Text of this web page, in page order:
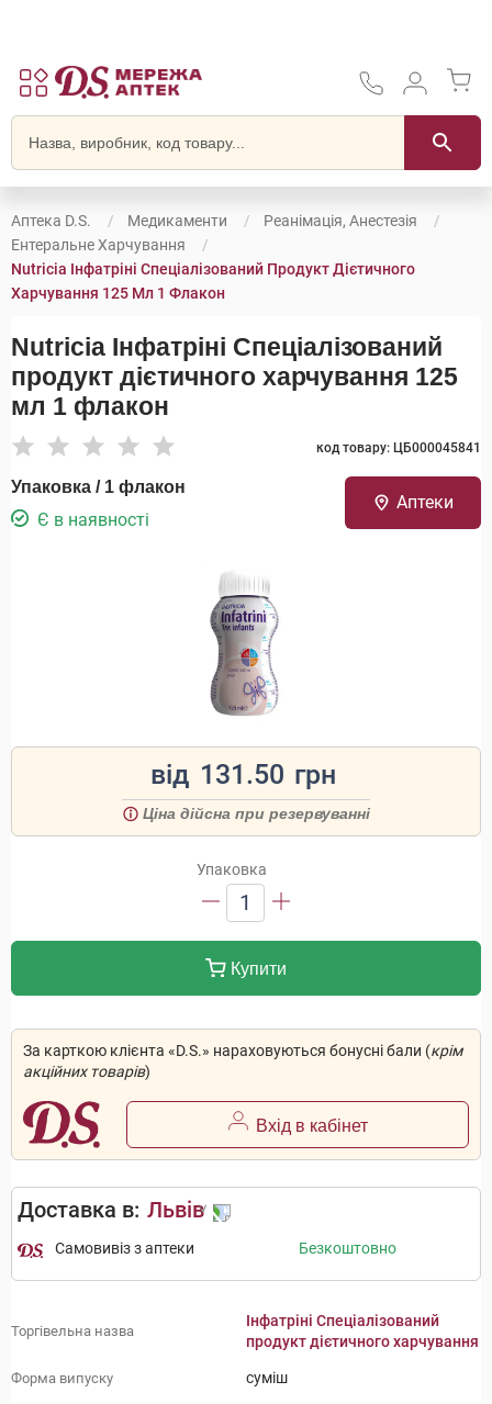
Аптека D.S. Медикаменти
Реанімація, Анестезія
Ентеральне Харчування
Nutricia Інфатріні Спеціалізований Продукт Дієтичного
Харчування 125 Мл 1 Флакон
Nutricia Інфатріні Спеціалізований
продукт дієтичного харчування 125
мл 1 флакон
код товару: ЦБ000045841
Упаковка / 1 флакон
Є в наявності
Аптеки
від 131.50 грн
Ціна дійсна при резервуванні
Упаковка
1
Купити
За карткою клієнта «D.S.» нараховуються бонусні бали (крім
акційних товарів)
Вхід в кабінет
Доставка в: Львів
Самовивіз з аптеки Безкоштовно
Торгівельна назва
Інфатріні Спеціалізований
продукт дієтичного харчування
Форма випуску суміш